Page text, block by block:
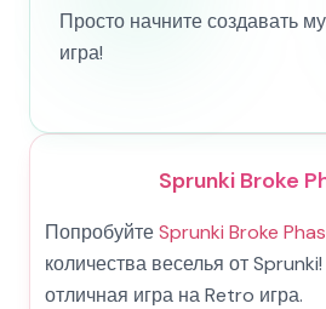
Просто начните создавать
игра!
Sprunki Broke
ПопробуйтеSprunki Broke
количества веселья от
отличная игра на Retro игра.